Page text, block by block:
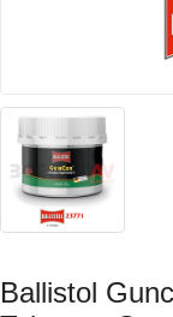
Ballistol